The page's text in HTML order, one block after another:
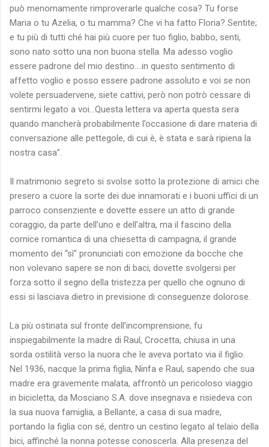
può menomamente rimproverarle qualche cosa? Tu forse
Maria o tu Azelia, o tu mamma? Che vi ha fatto Floria? Sentite;
e tu più di tutti ché hai più cuore per tuo figlio, babbo, senti,
sono nato sotto una non buona stella. Ma adesso voglio
essere padrone del mio destino….in questo sentimento di
affetto voglio e posso essere padrone assoluto e voi se non
volete persuadervene, siete cattivi, però non potrò cessare di
sentirmi legato a voi…Questa lettera va aperta questa sera
quando mancherà probabilmente l’occasione di dare materia di
conversazione alle pettegole, di cui è, è stata e sarà ripiena la
nostra casa”.
Il matrimonio segreto si svolse sotto la protezione di amici che
presero a cuore la sorte dei due innamorati e i buoni uffici di un
parroco consenziente e dovette essere un atto di grande
coraggio, da parte dell’uno e dell’altra, ma il fascino della
cornice romantica di una chiesetta di campagna, il grande
momento dei “sì” pronunciati con emozione da bocche che
non volevano sapere se non di baci, dovette svolgersi per
forza sotto il segno della tristezza per quello che ognuno di
essi si lasciava dietro in previsione di conseguenze dolorose.
La più ostinata sul fronte dell’incomprensione, fu
inspiegabilmente la madre di Raul, Crocetta, chiusa in una
sorda ostilità verso la nuora che le aveva portato via il figlio.
Nel 1936, nacque la prima figlia, Ninfa e Raul, sapendo che sua
madre era gravemente malata, affrontò un pericoloso viaggio
in bicicletta, da Mosciano S.A. dove insegnava e risiedeva con
la sua nuova famiglia, a Bellante, a casa di sua madre,
portando la figlia con sé, dentro un cestino legato al telaio della
bici, affinché la nonna potesse conoscerla. Alla presenza del